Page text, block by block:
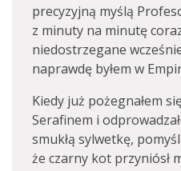
precyzyjną myślą
z minuty na minutę
niedostrzegane
naprawdę byłem w
Kiedy już pożegnałem
Serafinem i
smukłą sylwetkę,
że czarny kot przyniósł